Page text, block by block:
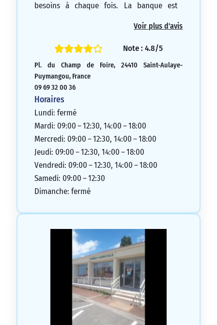
besoins à chaque fois. La banque est
Voir plus d'avis
Note : 4.8/5
Pl. du Champ de Foire, 24410 Saint-Aulaye-
Puymangou, France
09 69 32 00 36
Horaires
Lundi: fermé
Mardi: 09:00 – 12:30, 14:00 – 18:00
Mercredi: 09:00 – 12:30, 14:00 – 18:00
Jeudi: 09:00 – 12:30, 14:00 – 18:00
Vendredi: 09:00 – 12:30, 14:00 – 18:00
Samedi: 09:00 – 12:30
Dimanche: fermé